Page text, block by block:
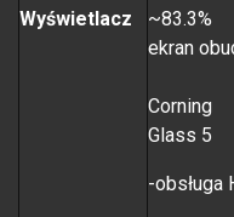
Wyświetlacz
~83.3%
ekran
Glass 5
-obsługa